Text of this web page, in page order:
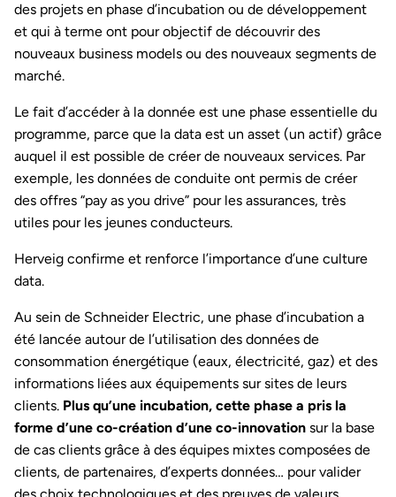
des projets en phase d’incubation ou de développement
et qui à terme ont pour objectif de découvrir des
nouveaux business models ou des nouveaux segments de
marché.
Le fait d’accéder à la donnée est une phase essentielle du
programme, parce que la data est un asset (un actif) grâce
auquel il est possible de créer de nouveaux services. Par
exemple, les données de conduite ont permis de créer
des offres “pay as you drive” pour les assurances, très
utiles pour les jeunes conducteurs.
Herveig confirme et renforce l’importance d’une culture
data.
Au sein de Schneider Electric, une phase d’incubation a
été lancée autour de l’utilisation des données de
consommation énergétique (eaux, électricité, gaz) et des
informations liées aux équipements sur sites de leurs
clients. Plus qu’une incubation, cette phase a pris la
forme d’une co-création d’une co-innovation sur la base
de cas clients grâce à des équipes mixtes composées de
clients, de partenaires, d’experts données… pour valider